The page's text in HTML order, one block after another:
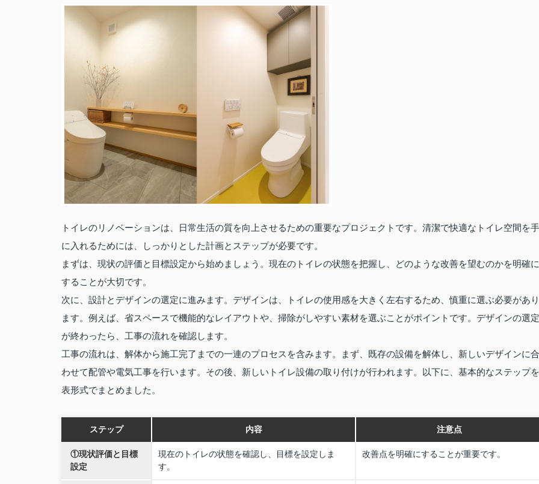
トイレのリノベーションは、日常生活の質を向上させるための重要なプロジェクトです。清潔で快適なトイレ空間を手
に入れるためには、しっかりとした計画とステップが必要です。
まずは、現状の評価と目標設定から始めましょう。現在のトイレの状態を把握し、どのような改善を望むのかを明確に
することが大切です。
次に、設計とデザインの選定に進みます。デザインは、トイレの使用感を大きく左右するため、慎重に選ぶ必要があり
ます。例えば、省スペースで機能的なレイアウトや、掃除がしやすい素材を選ぶことがポイントです。デザインの選定
が終わったら、工事の流れを確認します。
工事の流れは、解体から施工完了までの一連のプロセスを含みます。まず、既存の設備を解体し、新しいデザインに合
わせて配管や電気工事を行います。その後、新しいトイレ設備の取り付けが行われます。以下に、基本的なステップを
表形式でまとめました。
ステップ 内容 注意点
①現状評価と目標
設定
現在のトイレの状態を確認し、目標を設定しま
す。
改善点を明確にすることが重要です。